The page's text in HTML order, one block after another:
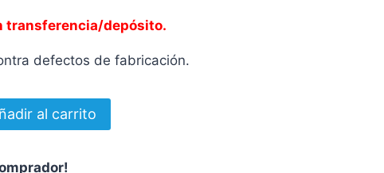
transferencia/depósito.
defectos de fabricación.
al carrito